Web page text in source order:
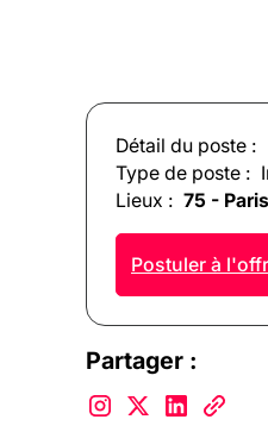
Détail du poste :
Type de poste :
Lieux : 75 - Paris
Postuler à
Partager :